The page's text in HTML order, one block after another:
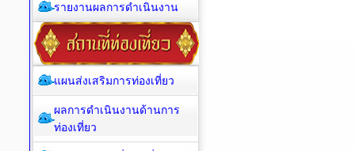
รายงานผลการดำเนินงาน
แผนส่งเสริมการท่องเที่ยว
ผลการดำเนินงานด้านการ
ท่องเที่ยว